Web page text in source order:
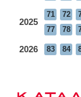
2025
71 72
77
78
2026 83 84